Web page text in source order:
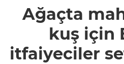
için
Bursalı
Ağaçta
kuş için
itfaiyeciler